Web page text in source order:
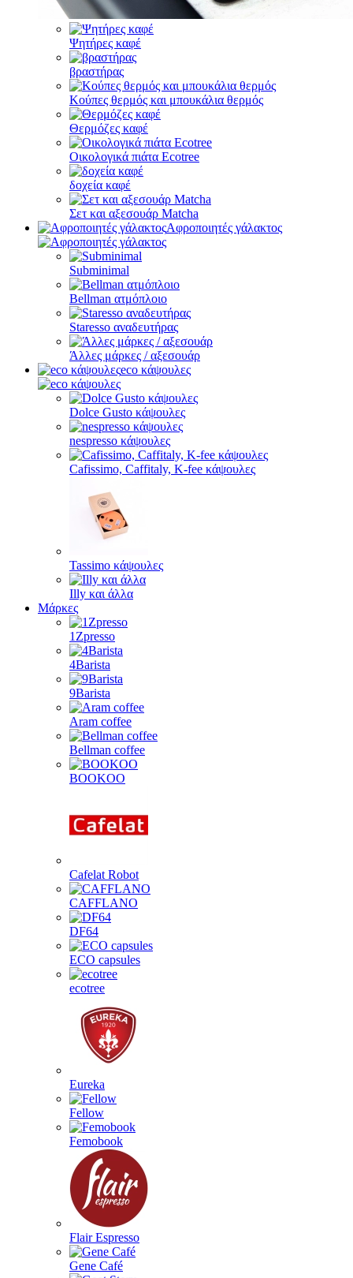
Ψητήρες καφέ
βραστήρας
Κούπες θερμός και μπουκάλια θερμός
Θερμόζες καφέ
Οικολογικά πιάτα Ecotree
δοχεία καφέ
Σετ και αξεσουάρ Matcha
Αφροποιητές γάλακτος
Subminimal
Bellman ατμόπλοιο
Staresso αναδευτήρας
Άλλες μάρκες / αξεσουάρ
eco κάψουλες
Dolce Gusto κάψουλες
nespresso κάψουλες
Cafissimo, Caffitaly, K-fee κάψουλες
Tassimo κάψουλες
Illy και άλλα
Μάρκες
1Zpresso
4Barista
9Barista
Aram coffee
Bellman coffee
BOOKOO
Cafelat Robot
CAFFLANO
DF64
ECO capsules
ecotree
Eureka
Fellow
Femobook
Flair Espresso
Gene Café